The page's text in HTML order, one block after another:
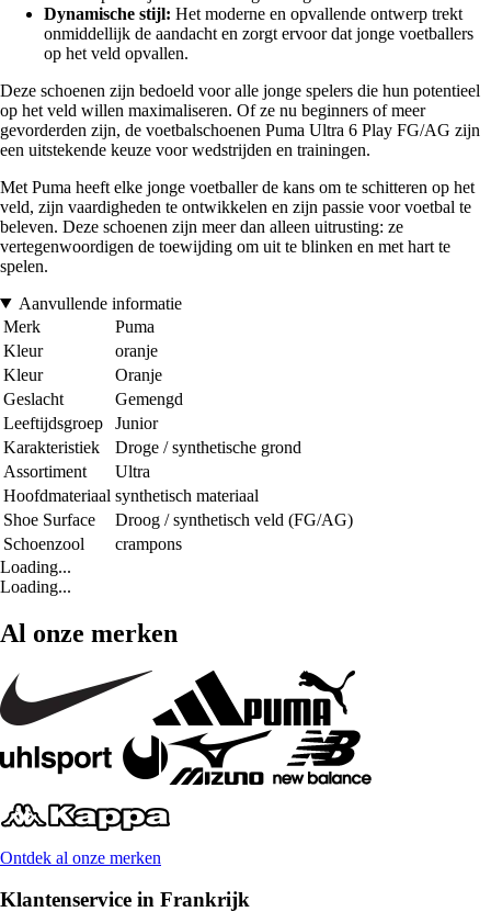
Dynamische stijl: Het moderne en opvallende ontwerp trekt
onmiddellijk de aandacht en zorgt ervoor dat jonge voetballers
op het veld opvallen.
Deze schoenen zijn bedoeld voor alle jonge spelers die hun potentieel
op het veld willen maximaliseren. Of ze nu beginners of meer
gevorderden zijn, de voetbalschoenen Puma Ultra 6 Play FG/AG zijn
een uitstekende keuze voor wedstrijden en trainingen.
Met Puma heeft elke jonge voetballer de kans om te schitteren op het
veld, zijn vaardigheden te ontwikkelen en zijn passie voor voetbal te
beleven. Deze schoenen zijn meer dan alleen uitrusting: ze
vertegenwoordigen de toewijding om uit te blinken en met hart te
spelen.
Aanvullende informatie
Merk
Puma
Kleur
oranje
Kleur
Oranje
Geslacht
Gemengd
Leeftijdsgroep
Junior
Karakteristiek
Droge / synthetische grond
Assortiment
Ultra
Hoofdmateriaal synthetisch materiaal
Shoe Surface
Droog / synthetisch veld (FG/AG)
Schoenzool
crampons
Loading...
Loading...
Al onze merken
Ontdek al onze merken
Klantenservice in Frankrijk